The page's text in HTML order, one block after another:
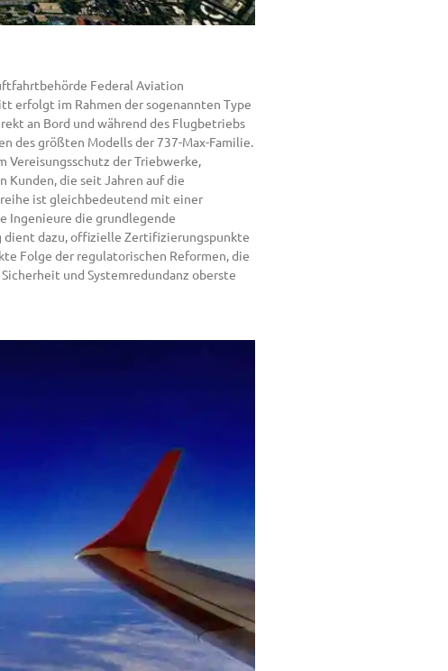
Federal Aviation
erfolgt im Rahmen der sogenannten Type
an Bord und während des Flugbetriebs
des größten Modells der 737-Max-Familie.
Vereisungsschutz der Triebwerke,
Kunden, die seit Jahren auf die
ist gleichbedeutend mit einer
Ingenieure die grundlegende
dient dazu, offizielle Zertifizierungspunkte
Folge der regulatorischen Reformen, die
und Systemredundanz oberste